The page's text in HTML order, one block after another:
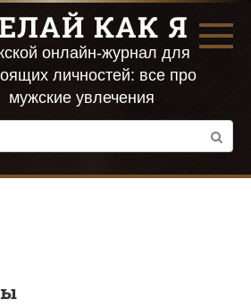
КАК Я
онлайн-журнал для
личностей: все про
мужские увлечения